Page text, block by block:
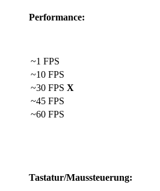
Performance:
~1 FPS
~10 FPS
~30 FPS X
~45 FPS
~60 FPS
Tastatur/Maussteuerung: